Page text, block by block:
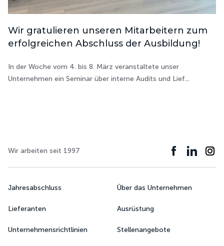
Wir gratulieren unseren Mitarbeitern zum
erfolgreichen Abschluss der Ausbildung!
In der Woche vom 4. bis 8. März veranstaltete unser
Unternehmen ein Seminar über interne Audits und Lief...
Wir arbeiten seit 1997
Jahresabschluss
Lieferanten
Unternehmensrichtlinien
Über das Unternehmen
Ausrüstung
Stellenangebote